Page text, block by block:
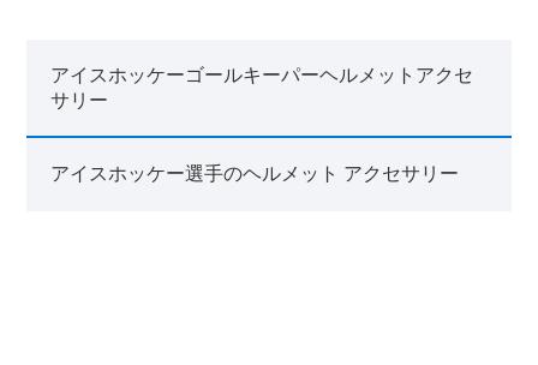
アイスホッケーゴールキーパーヘルメットアクセ
サリー
アイスホッケー選手のヘルメット アクセサリー